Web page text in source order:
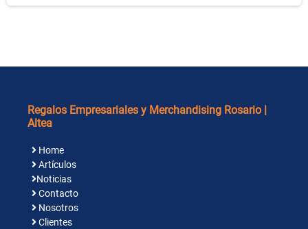
Regalos Empresariales y Merchandising Rosario |
Altea
Home
Artículos
Noticias
Contacto
Nosotros
Clientes